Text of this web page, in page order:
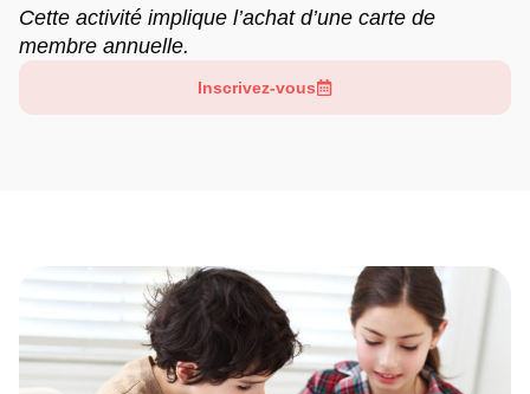
Cette activité implique l’achat d’une carte de
membre annuelle.
Inscrivez-vous